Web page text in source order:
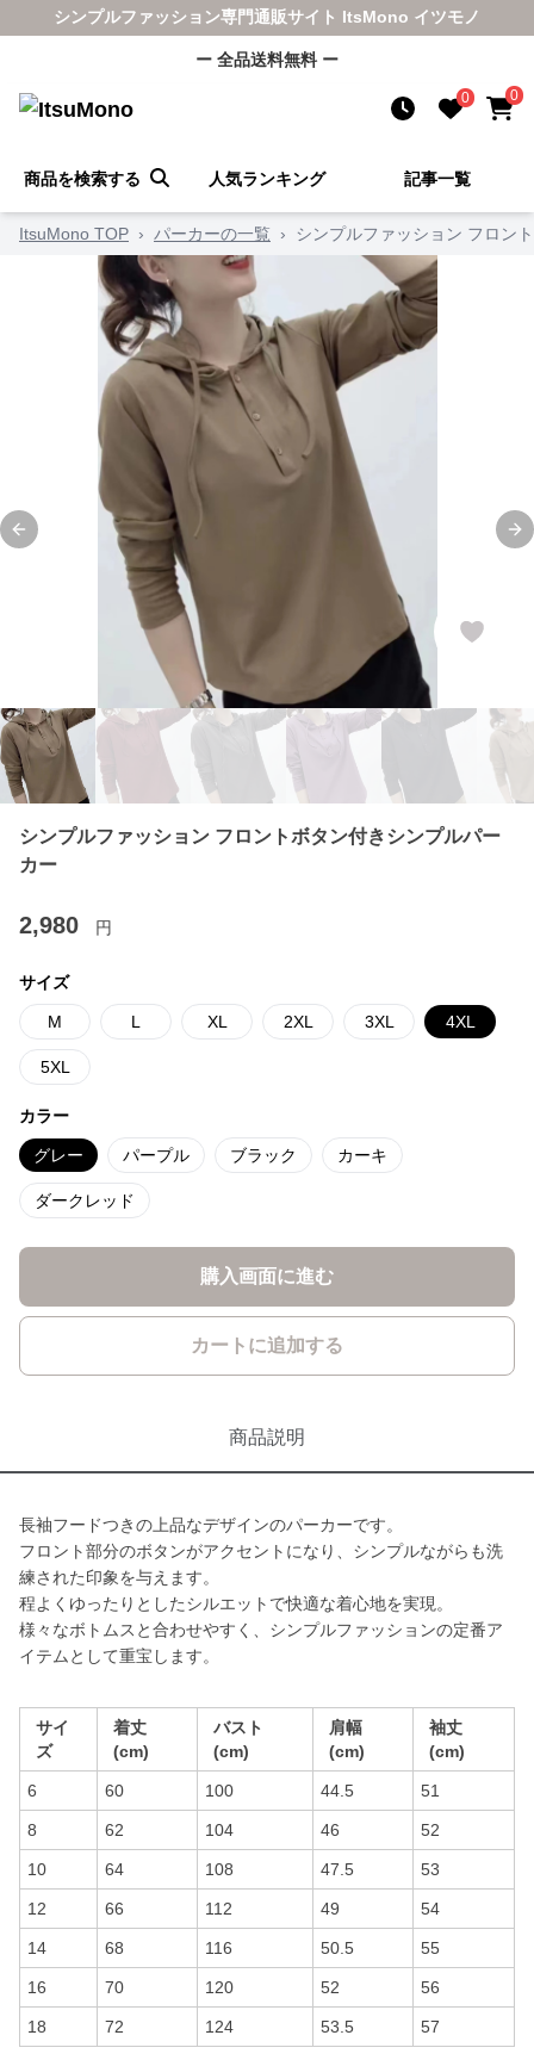
シンプルファッション専門通販サイト ItsMono イツモノ
ー 全品送料無料 ー
0 0
商品を検索する 人気ランキング 記事一覧
ItsuMono TOP › パーカーの一覧 › シンプルファッション フロン
Previous slide
シンプルファッション フロントボタン付きシンプルパー
カー
2,980 円
サイズ
M L XL 2XL 3XL 4XL
5XL
カラー
グレー パープル ブラック カーキ
ダークレッド
購入画面に進む
カートに追加する
商品説明
長袖フードつきの上品なデザインのパーカーです。
フロント部分のボタンがアクセントになり、シンプルながらも洗
練された印象を与えます。
程よくゆったりとしたシルエットで快適な着心地を実現。
様々なボトムスと合わせやすく、シンプルファッションの定番ア
イテムとして重宝します。
サイ
ズ
着丈
(cm)
バスト
(cm)
肩幅
(cm)
袖丈
(cm)
6 60 100 44.5 51
8 62 104 46 52
10 64 108 47.5 53
12 66 112 49 54
14 68 116 50.5 55
16 70 120 52 56
18 72 124 53.5 57